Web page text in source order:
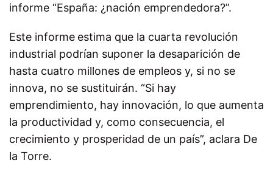
informe “España: ¿nación emprendedora?”.
Este informe estima que la cuarta revolución
industrial podrían suponer la desaparición de
hasta cuatro millones de empleos y, si no se
innova, no se sustituirán. “Si hay
emprendimiento, hay innovación, lo que aumenta
la productividad y, como consecuencia, el
crecimiento y prosperidad de un país”, aclara De
la Torre.